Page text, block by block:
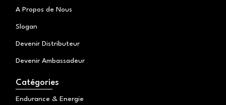
A Propos de Nous
Slogan
Devenir Distributeur
Devenir Ambassadeur
Catégories
Endurance & Energie